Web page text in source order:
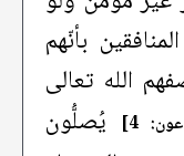
بأنّهم
الله تعالى
4]
يُصلُّون